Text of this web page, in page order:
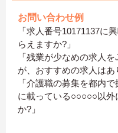
お問い合わせ例
「求人番号10171137に
らえますか?」
「残業が少なめの求人
が、おすすめの求人はあ
「介護職の募集を都内
に載っている○○○○○以外
か?」